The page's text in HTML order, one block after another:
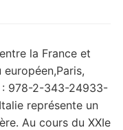
la France et
: 978-2-343-24933-
représente un
Au cours du XXIe